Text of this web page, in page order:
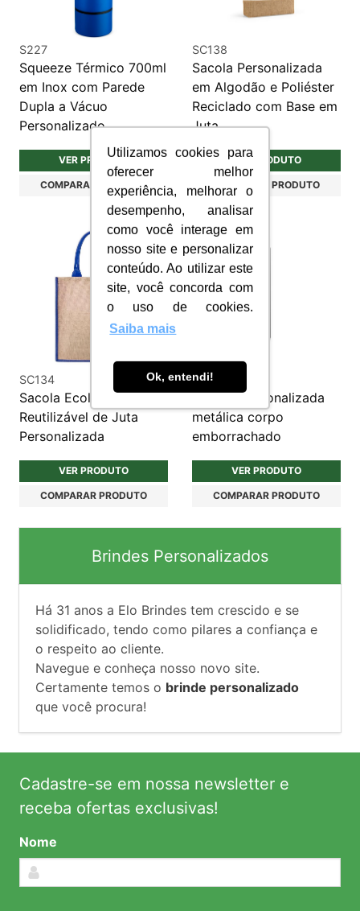
Utilizamos cookies para
oferecer melhor
experiência, melhorar o
desempenho, analisar
como você interage em
nosso site e personalizar
conteúdo. Ao utilizar este
site, você concorda com
o uso de cookies.
Saiba mais
Ok, entendi!
S227
Squeeze Térmico 700ml
em Inox com Parede
Dupla a Vácuo
Personalizado
VER PRODUTO
COMPARAR PRODUTO
SC138
Sacola Personalizada
em Algodão e Poliéster
Reciclado com Base em
Juta
VER PRODUTO
COMPARAR PRODUTO
SC134
Sacola Ecológica
Reutilizável de Juta
Personalizada
VER PRODUTO
COMPARAR PRODUTO
CM559
Caneta personalizada
metálica corpo
emborrachado
VER PRODUTO
COMPARAR PRODUTO
Brindes Personalizados
Há 31 anos a Elo Brindes tem crescido e se
solidificado, tendo como pilares a confiança e
o respeito ao cliente.
Navegue e conheça nosso novo site.
Certamente temos o brinde personalizado
que você procura!
Cadastre-se em nossa newsletter e
receba ofertas exclusivas!
Nome